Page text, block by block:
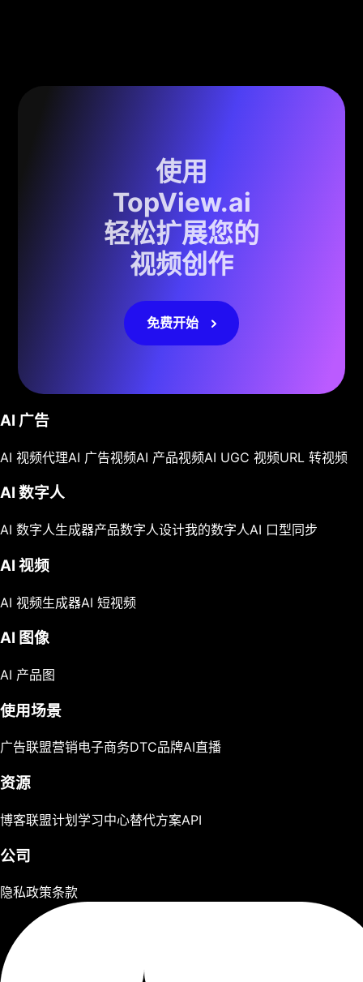
使用
TopView.ai
轻松扩展您的
视频创作
免费开始
AI 广告
AI 视频代理AI 广告视频AI 产品视频AI UGC 视频URL 转视频
AI 数字人
AI 数字人生成器产品数字人设计我的数字人AI 口型同步
AI 视频
AI 视频生成器AI 短视频
AI 图像
AI 产品图
使用场景
广告联盟营销电子商务DTC品牌AI直播
资源
博客联盟计划学习中心替代方案API
公司
隐私政策条款